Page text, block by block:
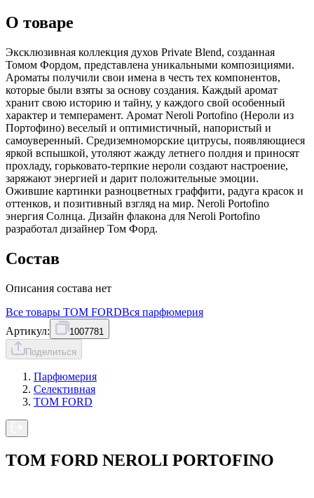
О товаре
Эксклюзивная коллекция духов Private Blend, созданная
Томом Фордом, представлена уникальными композициями.
Ароматы получили свои имена в честь тех компонентов,
которые были взяты за основу создания. Каждый аромат
хранит свою историю и тайну, у каждого свой особенный
характер и темперамент. Аромат Neroli Portofino (Нероли из
Портофино) веселый и оптимистичный, напористый и
самоуверенный. Средиземноморские цитрусы, появляющиеся
яркой вспышкой, утоляют жажду летнего полдня и приносят
прохладу, горьковато-терпкие нероли создают настроение,
заряжают энергией и дарит положительные эмоции.
Ожившие картинки разноцветных граффити, радуга красок и
оттенков, и позитивный взгляд на мир. Neroli Portofino
энергия Солнца. Дизайн флакона для Neroli Portofino
разработал дизайнер Том Форд.
Состав
Описания состава нет
Все товары TOM FORDВся парфюмерия
Артикул:
1007781
Поделиться
Парфюмерия
Селективная
TOM FORD
TOM FORD NEROLI PORTOFINO